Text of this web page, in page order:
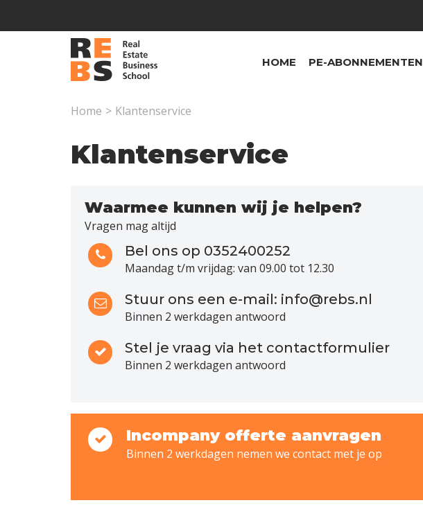
HOME PE-ABONNEMENTEN
Home > Klantenservice
Klantenservice
Waarmee kunnen wij je helpen?
Vragen mag altijd
Bel ons op 0352400252
Maandag t/m vrijdag: van 09.00 tot 12.30
Stuur ons een e-mail: info@rebs.nl
Binnen 2 werkdagen antwoord
Stel je vraag via het contactformulier
Binnen 2 werkdagen antwoord
Incompany offerte aanvragen
Binnen 2 werkdagen nemen we contact met je op